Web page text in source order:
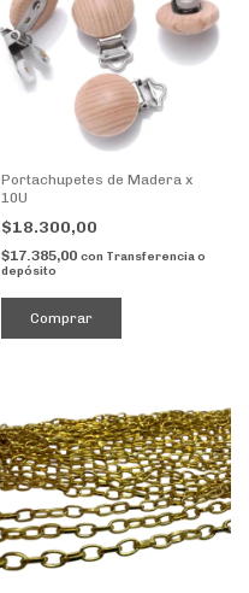
Portachupetes de Madera x
10U
$18.300,00
$17.385,00 con Transferencia o
depósito